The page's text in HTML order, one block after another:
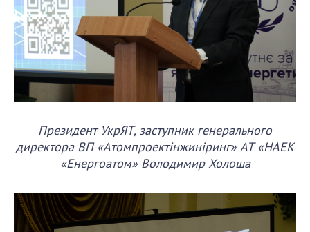
Президент УкрЯТ, заступник генерального
директора ВП «Атомпроектінжиніринг» АТ «НАЕК
«Енергоатом» Володимир Холоша